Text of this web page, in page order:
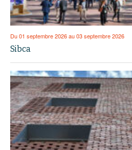
Du 01 septembre 2026 au 03 septembre 2026
Sibca